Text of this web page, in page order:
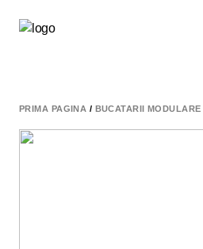
PRIMA PAGINĂ / BUCATARII MODULARE